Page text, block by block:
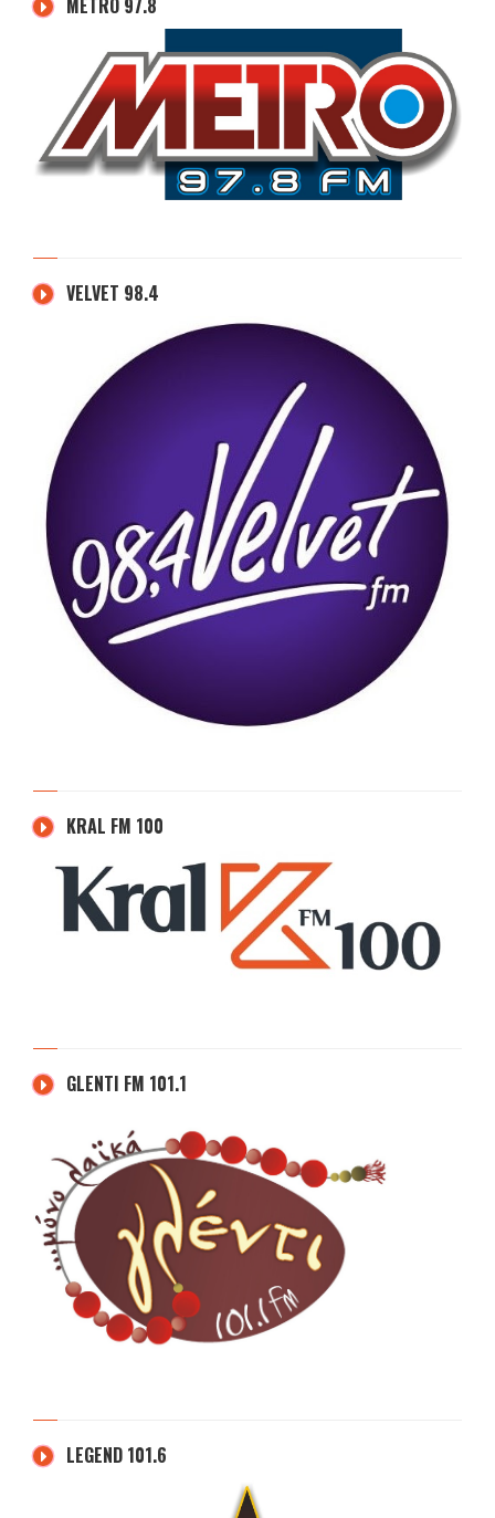
METRO 97.8
VELVET 98.4
KRAL FM 100
GLENTI FM 101.1
LEGEND 101.6